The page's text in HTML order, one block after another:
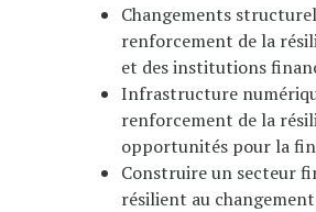
Changements
renforcement de la
et des institutions
Infrastructure
renforcement de la
opportunités pour la
Construire un secteur
résilient au